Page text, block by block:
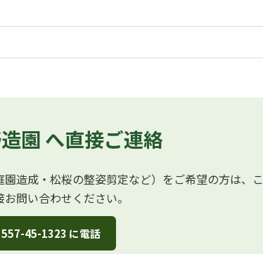
造園 へ直接ご連絡
造成・松桜の整姿剪定など）をご希望の方は、こ
問い合わせください。
45-1323 に電話